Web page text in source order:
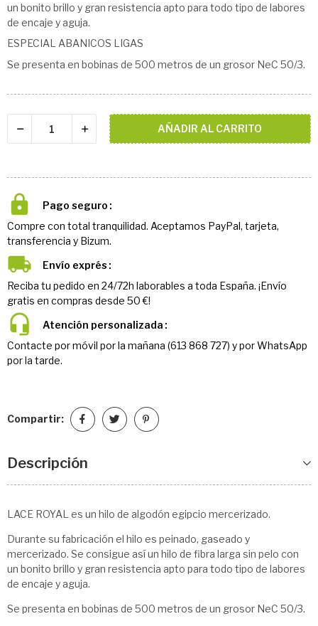
un bonito brillo y gran resistencia apto para todo tipo de labores
de encaje y aguja.
ESPECIAL ABANICOS LIGAS
Se presenta en bobinas de 500 metros de un grosor NeC 50/3.
AÑADIR AL CARRITO
Pago seguro
Compre con total tranquilidad. Aceptamos PayPal, tarjeta,
transferencia y Bizum.
Envío exprés
Reciba tu pedido en 24/72h laborables a toda España. ¡Envío
gratis en compras desde 50 €!
Atención personalizada
Contacte por móvil por la mañana (613 868 727) y por WhatsApp
por la tarde.
Compartir:
Descripción
LACE ROYAL es un hilo de algodón egipcio mercerizado.
Durante su fabricación el hilo es peinado, gaseado y
mercerizado. Se consigue así un hilo de fibra larga sin pelo con
un bonito brillo y gran resistencia apto para todo tipo de labores
de encaje y aguja.
Se presenta en bobinas de 500 metros de un grosor NeC 50/3.